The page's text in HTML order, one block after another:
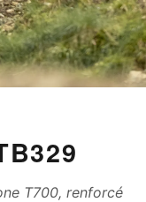
T700, renforcé